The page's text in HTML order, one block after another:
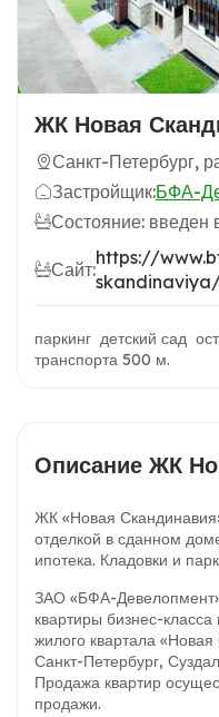
ЖК Новая
Санкт-Петербург,
Застройщик:БФА-
Состояние: введен
Сайт:
https://
паркинг детский сад
транспорта 500 м.
Описание ЖК
ЖК «Новая
отделкой в сданном
ипотека. Кладовки и
ЗАО «БФА-
квартиры бизнес-
жилого квартала
Санкт-Петербург,
Продажа квартир
продажи.